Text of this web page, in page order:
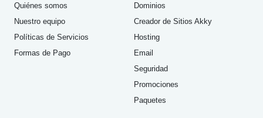
Quiénes somos
Nuestro equipo
Políticas de Servicios
Formas de Pago
Dominios
Creador de Sitios Akky
Hosting
Email
Seguridad
Promociones
Paquetes